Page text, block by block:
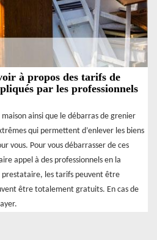
à propos des tarifs de
par les professionnels
ainsi que le débarras de grenier
qui permettent d’enlever les biens
vous. Pour vous débarrasser de ces
appel à des professionnels en la
les tarifs peuvent être
être totalement gratuits. En cas de